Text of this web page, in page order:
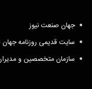
جهان صنعت نیوز
سایت قدیمی روزنامه
سازمان متخصصین و